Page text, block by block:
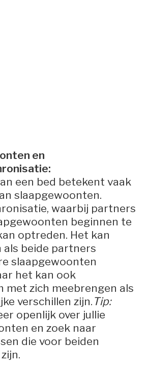
en
een bed betekent vaak
slaapgewoonten.
waarbij partners
beginnen te
optreden. Het kan
als beide partners
slaapgewoonten
het kan ook
met zich meebrengen als
verschillen zijn. Tip:
openlijk over jullie
en zoek naar
die voor beiden